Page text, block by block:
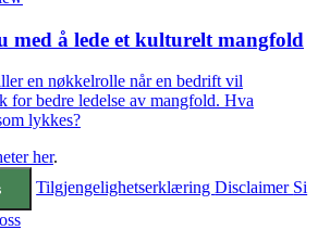
med å lede et kulturelt mangfold
en nøkkelrolle når en bedrift vil
for bedre ledelse av mangfold. Hva
lykkes?
her.
TilgjengelighetserklæringDisclaimer Si